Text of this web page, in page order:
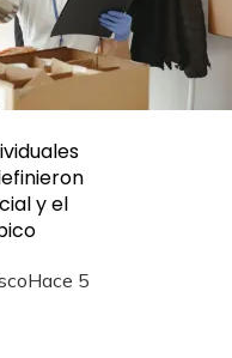
y el
Hace 5